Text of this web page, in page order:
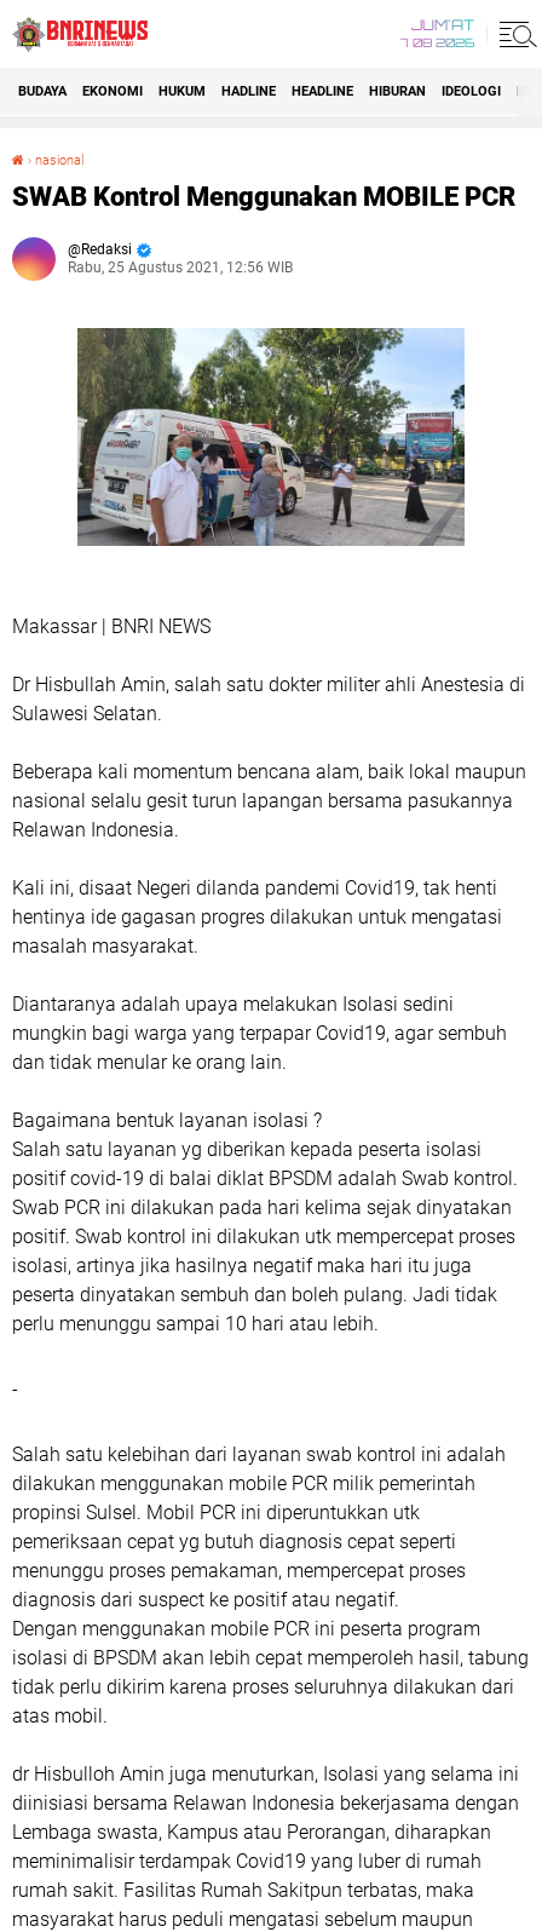
JUM'AT
7 08 2026
BUDAYA EKONOMI HUKUM HADLINE HEADLINE HIBURAN IDEOLOGI
› nasional
SWAB Kontrol Menggunakan MOBILE PCR
Redaksi
Rabu, 25 Agustus 2021, 12:56 WIB
Makassar | BNRI NEWS
Dr Hisbullah Amin, salah satu dokter militer ahli Anestesia di
Sulawesi Selatan.
Beberapa kali momentum bencana alam, baik lokal maupun
nasional selalu gesit turun lapangan bersama pasukannya
Relawan Indonesia.
Kali ini, disaat Negeri dilanda pandemi Covid19, tak henti
hentinya ide gagasan progres dilakukan untuk mengatasi
masalah masyarakat.
Diantaranya adalah upaya melakukan Isolasi sedini
mungkin bagi warga yang terpapar Covid19, agar sembuh
dan tidak menular ke orang lain.
Bagaimana bentuk layanan isolasi ?
Salah satu layanan yg diberikan kepada peserta isolasi
positif covid-19 di balai diklat BPSDM adalah Swab kontrol.
Swab PCR ini dilakukan pada hari kelima sejak dinyatakan
positif. Swab kontrol ini dilakukan utk mempercepat proses
isolasi, artinya jika hasilnya negatif maka hari itu juga
peserta dinyatakan sembuh dan boleh pulang. Jadi tidak
perlu menunggu sampai 10 hari atau lebih.
-
Salah satu kelebihan dari layanan swab kontrol ini adalah
dilakukan menggunakan mobile PCR milik pemerintah
propinsi Sulsel. Mobil PCR ini diperuntukkan utk
pemeriksaan cepat yg butuh diagnosis cepat seperti
menunggu proses pemakaman, mempercepat proses
diagnosis dari suspect ke positif atau negatif.
Dengan menggunakan mobile PCR ini peserta program
isolasi di BPSDM akan lebih cepat memperoleh hasil, tabung
tidak perlu dikirim karena proses seluruhnya dilakukan dari
atas mobil.
dr Hisbulloh Amin juga menuturkan, Isolasi yang selama ini
diinisiasi bersama Relawan Indonesia bekerjasama dengan
Lembaga swasta, Kampus atau Perorangan, diharapkan
meminimalisir terdampak Covid19 yang luber di rumah
rumah sakit. Fasilitas Rumah Sakitpun terbatas, maka
masyarakat harus peduli mengatasi sebelum maupun